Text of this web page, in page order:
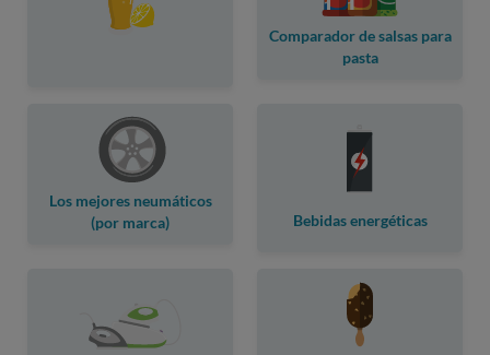
Comparador de salsas para
pasta
Los mejores neumáticos
(por marca)
Bebidas energéticas